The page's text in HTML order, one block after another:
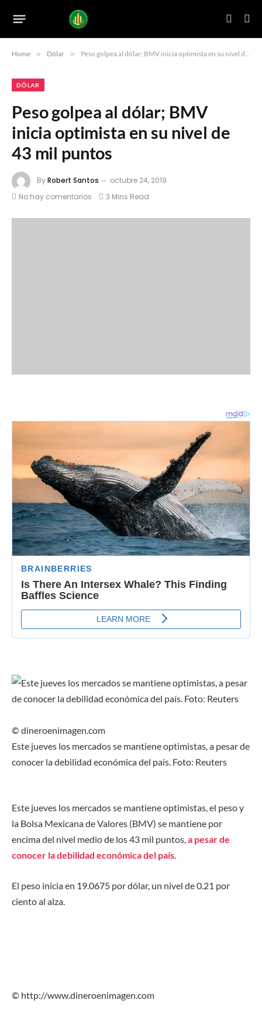
Home » Dólar » Peso golpea al dólar; BMV inicia optimista en su nivel de 43 mil puntos
DÓLAR
Peso golpea al dólar; BMV
inicia optimista en su nivel de
43 mil puntos
ByRobert Santos
octubre 24, 2019
No hay comentarios
3 Mins Read
© dineroenimagen.com
Este jueves los mercados se mantiene optimistas, a pesar de
conocer la debilidad económica del país. Foto: Reuters
Este jueves los mercados se mantiene optimistas, el peso y
la Bolsa Mexicana de Valores (BMV) se mantiene por
encima del nivel medio de los 43 mil puntos,a pesar de
conocer la debilidad económica del país.
El peso inicia en 19.0675 por dólar, un nivel de 0.21 por
ciento al alza.
© http://www.dineroenimagen.com